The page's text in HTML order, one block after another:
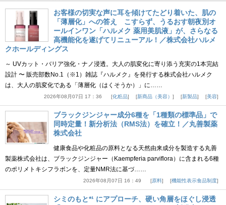
お客様の切実な声に耳を傾けてたどり着いた、肌の
「薄層化」への答え こすらず、うるおす朝夜別オ
ールインワン「ハルメク 薬用美肌液」が、さらなる
高機能化を遂げてリニューアル！／株式会社ハルメ
クホールディングス
～ UVカット・バリア強化・ナノ浸透。大人の肌変化に寄り添う充実の1本完結
設計 〜 販売部数No.1（※1）雑誌『ハルメク』を発行する株式会社ハルメク
は、大人の肌変化である「薄層化（はくそうか）」に……
2026年08月07日 17：36 化粧品 新商品（美容） 新製品 美容
ブラックジンジャー成分6種を「1種類の標準品」で
同時定量！新分析法（RMS法）を確立！／丸善製薬
株式会社
健康食品や化粧品の原料となる天然由来成分を製造する丸善
製薬株式会社は、ブラックジンジャー（Kaempferia parviflora）に含まれる6種
のポリメトキシフラボンを、定量NMR法に基づ……
2026年08月07日 16：49 原料 機能性表示食品制度
シミのもと*¹ にアプローチ、硬い角層をほぐし浸透